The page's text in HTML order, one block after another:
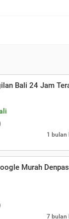
Bali 24 Jam
1 bulan
Murah
7 bulan